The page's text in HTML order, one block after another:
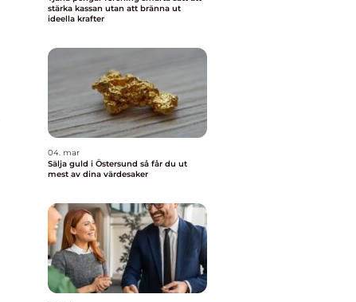
stärka kassan utan att bränna ut
ideella krafter
04. mar
Sälja guld i Östersund så får du ut
mest av dina värdesaker